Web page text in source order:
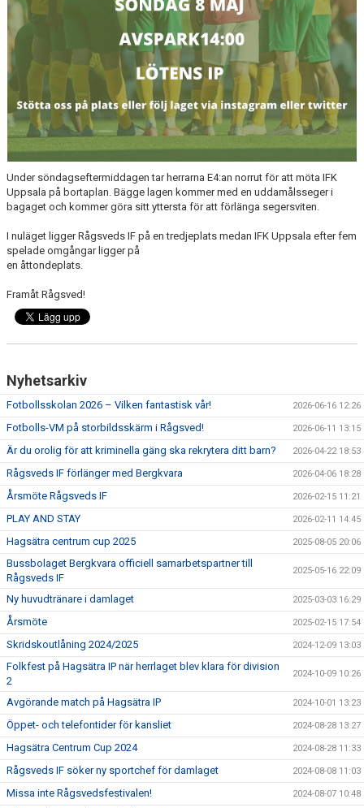
TRÄNINGSKLÄDER
RÅGSVEDS IF I MEDIA
FONDER
Under söndagseftermiddagen tar herrarna E4:an norrut för att möta IFK
Uppsala på bortaplan. Bägge lagen kommer med en uddamålsseger i
bagaget och kommer göra sitt yttersta för att förlänga segersviten.
I nuläget ligger Rågsveds IF på en tredjeplats medan IFK Uppsala efter fem
spelade omgångar ligger på
en åttondeplats.
Framåt Rågsved!
Nyhetsarkiv
Fotbollsskolan 2026 – Vilken fantastisk vår! 2026-06-16 12:26
Fotbolls-VM på storbildsskärm i Rågsved! 2026-06-11 13:15
Är du orolig för att kriminella gäng ska rekrytera ditt barn? 2026-04-22 18:53
Rågsveds IF förlänger med Bergkvara 2026-04-06 18:28
Årsmöte Rågsveds IF 2026-02-15 11:21
PLAY AND STAY 2026-02-11 14:45
Hagsätra centrum cup 2025 2025-08-05 20:06
Bussbolaget Bergkvara officiell samarbetspartner till
Rågsveds IF
2025-05-16 22:09
Ny huvudtränare i damlaget 2025-03-03 16:29
Årsmöte 2025-02-15 17:54
Skridskoutlåning 2024/2025 2024-12-09 13:03
Folkfest på Hagsätra IP när herrlaget blev klara för division
2
2024-10-09 10:26
Avgörande match på Hagsätra IP 2024-10-01 13:23
Öppet- och telefontider för kansliet 2024-08-28 13:27
Hagsätra Centrum Cup 2024 2024-08-28 11:33
Rågsveds IF söker ny sportchef för damlaget 2024-08-08 11:03
Missa inte Rågsvedsfestivalen! 2024-08-07 10:48